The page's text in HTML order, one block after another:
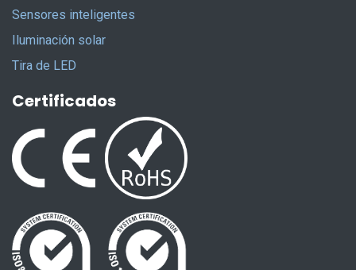
Sensores inteligentes
Iluminación solar
Tira de LED
Certificados